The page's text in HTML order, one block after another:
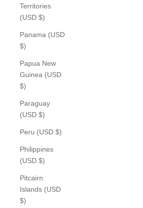
Territories
(USD $)
Panama (USD
$)
Papua New
Guinea (USD
$)
Paraguay
(USD $)
Peru (USD $)
Philippines
(USD $)
Pitcairn
Islands (USD
$)